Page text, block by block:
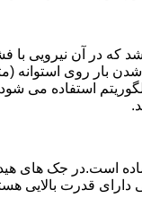
در آن نیرویی با
شدن بار روی
استفاده می
است.در جک های
قدرت بالایی